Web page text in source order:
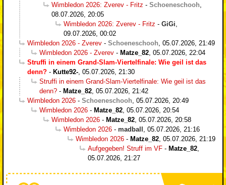
Wimbledon 2026: Zverev - Fritz - Schoeneschooh,
08.07.2026, 20:05
Wimbledon 2026: Zverev - Fritz - GiGi,
09.07.2026, 00:02
Wimbledon 2026 - Zverev - Schoeneschooh, 05.07.2026, 21:49
Wimbledon 2026 - Zverev - Matze_82, 05.07.2026, 22:04
Struffi in einem Grand-Slam-Viertelfinale: Wie geil ist das
denn? - Kutte92-, 05.07.2026, 21:30
Struffi in einem Grand-Slam-Viertelfinale: Wie geil ist das
denn? - Matze_82, 05.07.2026, 21:42
Wimbledon 2026 - Schoeneschooh, 05.07.2026, 20:49
Wimbledon 2026 - Matze_82, 05.07.2026, 20:54
Wimbledon 2026 - Matze_82, 05.07.2026, 20:58
Wimbledon 2026 - madball , 05.07.2026, 21:16
Wimbledon 2026 - Matze_82, 05.07.2026, 21:19
Aufgegeben! Struff im VF - Matze_82,
05.07.2026, 21:27